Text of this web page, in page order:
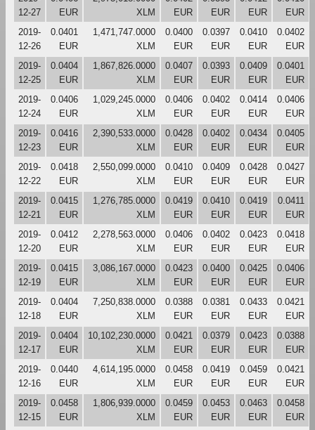
12-27
EUR
XLM
EUR
EUR
EUR
EUR
2019-
12-26
0.0401
EUR
1,471,747.0000
XLM
0.0400
EUR
0.0397
EUR
0.0410
EUR
0.0402
EUR
2019-
12-25
0.0404
EUR
1,867,826.0000
XLM
0.0407
EUR
0.0393
EUR
0.0409
EUR
0.0401
EUR
2019-
12-24
0.0406
EUR
1,029,245.0000
XLM
0.0406
EUR
0.0402
EUR
0.0414
EUR
0.0406
EUR
2019-
12-23
0.0416
EUR
2,390,533.0000
XLM
0.0428
EUR
0.0402
EUR
0.0434
EUR
0.0405
EUR
2019-
12-22
0.0418
EUR
2,550,099.0000
XLM
0.0410
EUR
0.0409
EUR
0.0428
EUR
0.0427
EUR
2019-
12-21
0.0415
EUR
1,276,785.0000
XLM
0.0419
EUR
0.0410
EUR
0.0419
EUR
0.0411
EUR
2019-
12-20
0.0412
EUR
2,278,563.0000
XLM
0.0406
EUR
0.0402
EUR
0.0423
EUR
0.0418
EUR
2019-
12-19
0.0415
EUR
3,086,167.0000
XLM
0.0423
EUR
0.0400
EUR
0.0425
EUR
0.0406
EUR
2019-
12-18
0.0404
EUR
7,250,838.0000
XLM
0.0388
EUR
0.0381
EUR
0.0433
EUR
0.0421
EUR
2019-
12-17
0.0404
EUR
10,102,230.0000
XLM
0.0421
EUR
0.0379
EUR
0.0423
EUR
0.0388
EUR
2019-
12-16
0.0440
EUR
4,614,195.0000
XLM
0.0458
EUR
0.0419
EUR
0.0459
EUR
0.0421
EUR
2019-
12-15
0.0458
EUR
1,806,939.0000
XLM
0.0459
EUR
0.0453
EUR
0.0463
EUR
0.0458
EUR